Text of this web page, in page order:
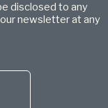
disclosed to any
newsletter at any